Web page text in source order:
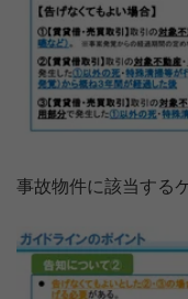
事故物件に該当する